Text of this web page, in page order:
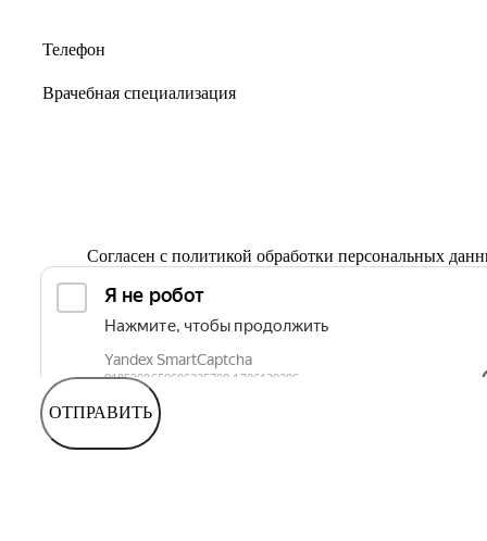
Согласен с политикой обработки персональных
ОТПРАВИТЬ